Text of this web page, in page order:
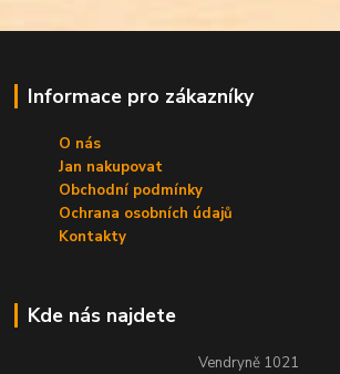
Informace pro zákazníky
O nás
Jan nakupovat
Obchodní podmínky
Ochrana osobních údajů
Kontakty
Kde nás najdete
Vendryně 1021